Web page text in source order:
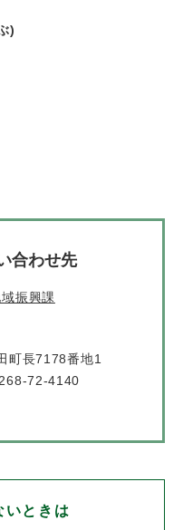
)
合わせ先
振興課
町長7178番地1
72-4140
いときは